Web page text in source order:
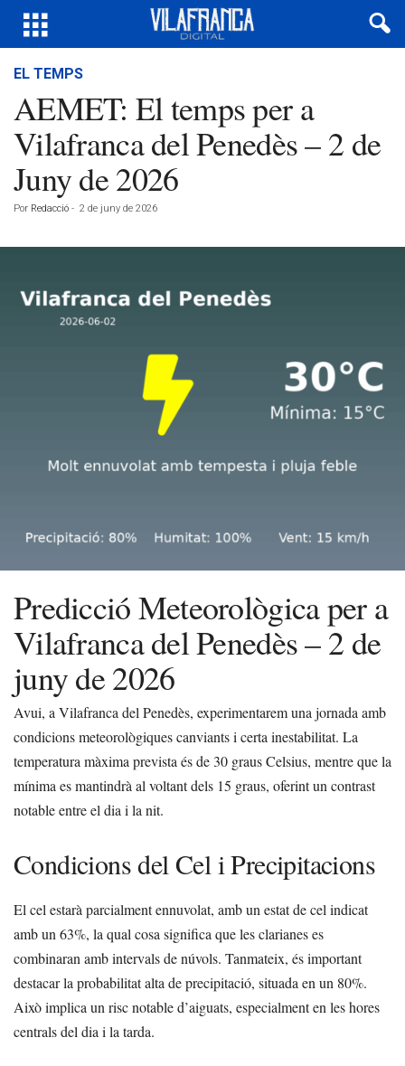
EL TEMPS
AEMET: El temps per a
Vilafranca del Penedès – 2 de
Juny de 2026
Por Redacció - 2 de juny de 2026
Predicció Meteorològica per a
Vilafranca del Penedès – 2 de
juny de 2026
Avui, a Vilafranca del Penedès, experimentarem una jornada amb
condicions meteorològiques canviants i certa inestabilitat. La
temperatura màxima prevista és de 30 graus Celsius, mentre que la
mínima es mantindrà al voltant dels 15 graus, oferint un contrast
notable entre el dia i la nit.
Condicions del Cel i Precipitacions
El cel estarà parcialment ennuvolat, amb un estat de cel indicat
amb un 63%, la qual cosa significa que les clarianes es
combinaran amb intervals de núvols. Tanmateix, és important
destacar la probabilitat alta de precipitació, situada en un 80%.
Això implica un risc notable d’aiguats, especialment en les hores
centrals del dia i la tarda.